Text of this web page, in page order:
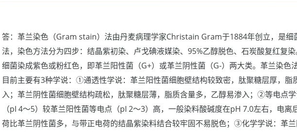
答：革兰染色（Gram stain）法由丹麦病理学家Christain Gram于1884年创立，是细
法，染色方法分为四步：结晶紫初染、卢戈碘液媒染、95%乙醇脱色、石炭酸复红复
细菌染成紫色或粉红色，即革兰阳性菌（G+）或革兰阴性菌（G-）两大类。革兰染色
目前主要有3种学说：①通透性学说：革兰阳性菌细胞壁结构较致密，肽聚糖层厚，脂
入；革兰阴性菌细胞壁结构疏松，肽聚糖层薄，脂质含量多，乙醇易渗入；②等电点
（pI 4～5）较革兰阳性菌等电点（pI 2～3）高，一般染料酸碱度在pH 7.0左右，电离
荷比革兰阴性菌多，与带正电荷的结晶紫染料结合较牢固不易脱色；③化学学说：革